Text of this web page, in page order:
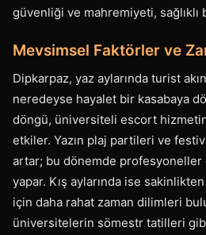
güvenliği ve mahremiyeti,
Mevsimsel Faktörler ve
Dipkarpaz, yaz aylarında turist
neredeyse hayalet bir kasabaya
döngü, üniversiteli escort
etkiler. Yazın plaj partileri ve
artar; bu dönemde profesyoneller
yapar. Kış aylarında ise
için daha rahat zaman dilimleri
üniversitelerin sömestr tatilleri